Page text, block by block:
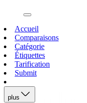
open navigation menu
Accueil
Comparaisons
Catégorie
Étiquettes
Tarification
Submit
plus